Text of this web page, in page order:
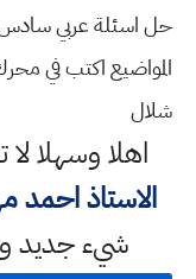
المواضيع اكتب في
شلال
اهلا وسهلالا
الاستاذ
شيء جديد